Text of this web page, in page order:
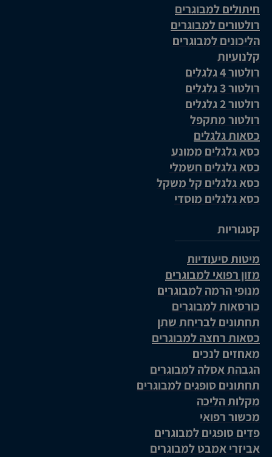
חיתולים למבוגרים
רולטורים למבוגרים
הליכונים למבוגרים
קלנועיות
רולטור 4 גלגלים
רולטור 3 גלגלים
רולטור 2 גלגלים
רולטור מתקפל
כסאות גלגלים
כסא גלגלים ממונע
כסא גלגלים חשמלי
כסא גלגלים קל משקל
כסא גלגלים מוסדי
קטגוריות
מיטות סיעודיות
מזון רפואי למבוגרים
מנופי הרמה למבוגרים
כורסאות למבוגרים
תחתונים לבריחת שתן
כסאות רחצה למבוגרים
מאחזים לנכים
הגבהת אסלה למבוגרים
תחתונים סופגים למבוגרים
מקלות הליכה
מכשור רפואי
פדים סופגים למבוגרים
אביזרי אמבט למבוגרים